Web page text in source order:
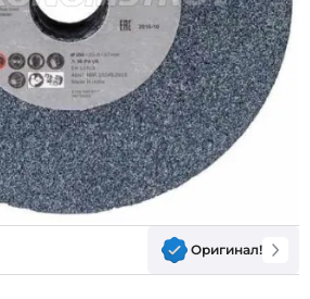
Оригинал!